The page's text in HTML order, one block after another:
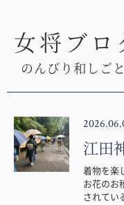
女将ブロ
のんびり和しご
江田
着物を楽
お花のお
されてい